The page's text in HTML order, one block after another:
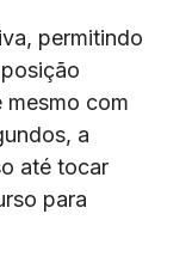
permitindo
mesmo com
a
até tocar
para